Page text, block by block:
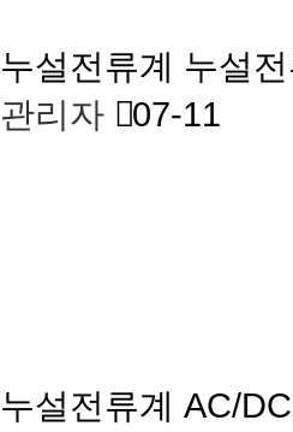
누설전류계 누설
관리자 07-11
누설전류계 AC/